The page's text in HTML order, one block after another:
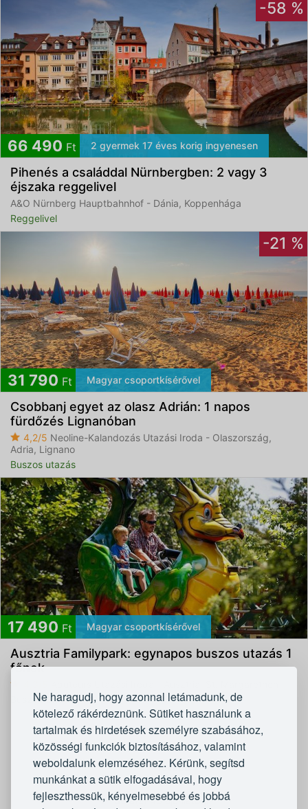
Ne haragudj, hogy azonnal letámadunk, de
kötelező rákérdeznünk. Sütiket használunk a
tartalmak és hirdetések személyre szabásához,
közösségi funkciók biztosításához, valamint
weboldalunk elemzéséhez. Kérünk, segítsd
munkánkat a sütik elfogadásával, hogy
fejleszthessük, kényelmesebbé és jobbá
-58 %
66 490 Ft 2 gyermek 17 éves korig ingyenesen
Pihenés a családdal Nürnbergben: 2 vagy 3
éjszaka reggelivel
A&O Nürnberg Hauptbahnhof - Dánia, Koppenhága
Reggelivel
-21 %
31 790 Ft Magyar csoportkísérővel
Csobbanj egyet az olasz Adrián: 1 napos
fürdőzés Lignanóban
4,2/5 Neoline-Kalandozás Utazási Iroda - Olaszország,
Adria, Lignano
Buszos utazás
17 490 Ft Magyar csoportkísérővel
Ausztria Familypark: egynapos buszos utazás 1
főnek
Buszos utazás
1 2
Tovább
1 - 36a(z) 46 ajánlatból